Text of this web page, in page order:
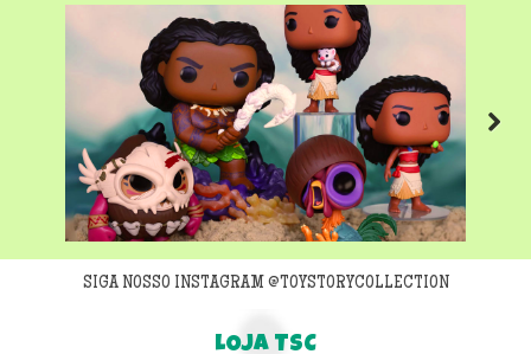
Next
SIGA NOSSO INSTAGRAM @TOYSTORYCOLLECTION
LOJA TSC